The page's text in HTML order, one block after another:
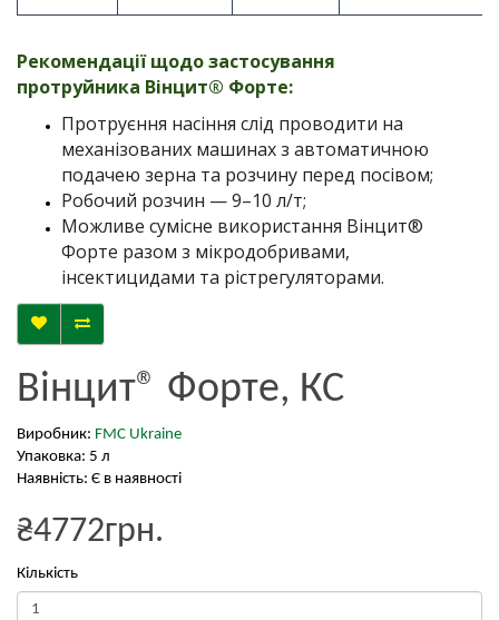
Рекомендації щодо застосування
протруйника Вінцит® Форте:
Протруєння насіння слід проводити на
механізованих машинах з автоматичною
подачею зерна та розчину перед посівом;
Робочий розчин — 9–10 л/т;
Можливе сумісне використання Вінцит®
Форте разом з мікродобривами,
інсектицидами та рістрегуляторами.
Вінцит® Форте, КС
Виробник: FMC Ukraine
Упаковка: 5 л
Наявність: Є в наявності
₴4772грн.
Кількість